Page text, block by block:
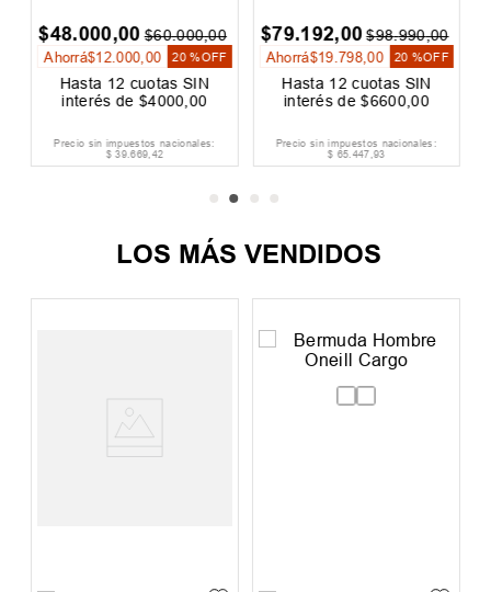
$48.000,00 $60.000,00
Ahorrá$12.000 00 20 %OFF
Hasta 12 cuotas SIN
interés de $4000 00
Precio sin impuestos nacionales:
$ 39.669,42
$79.192,00 $98.990,00
Ahorrá$19 798,00 20 %OFF
Hasta 12 cuotas SIN
interés de$6600 ,00
Precio sin impuestos nacionales:
$ 65.447,93
LOS MÁS VENDIDOS